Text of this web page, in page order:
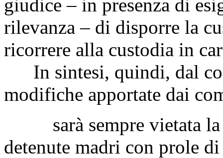
giudice – in presenza di
rilevanza – di disporre la
ricorrere alla custodia in
In sintesi, quindi, dal
modifiche apportate dai
sarà sempre vietata la
detenute madri con prole